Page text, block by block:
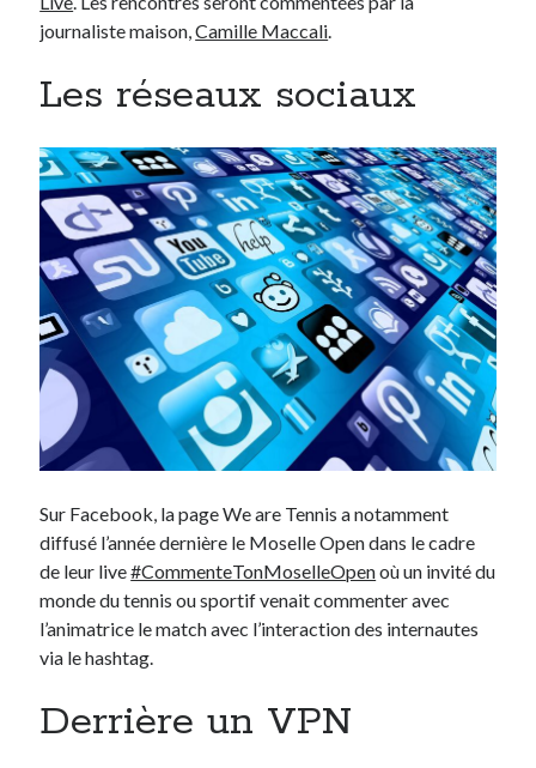
journaliste maison,Camille Maccali
Les réseaux sociaux
Sur Facebook, la page We are Tennis a notamment
diffusé l’année dernière le Moselle Open dans le cadre
de leur live#CommenteTonMoselleOpenoù un invité du
monde du tennis ou sportif venait commenter avec
l’animatrice le match avec l’interaction des internautes
via le hashtag.
Derrière un VPN